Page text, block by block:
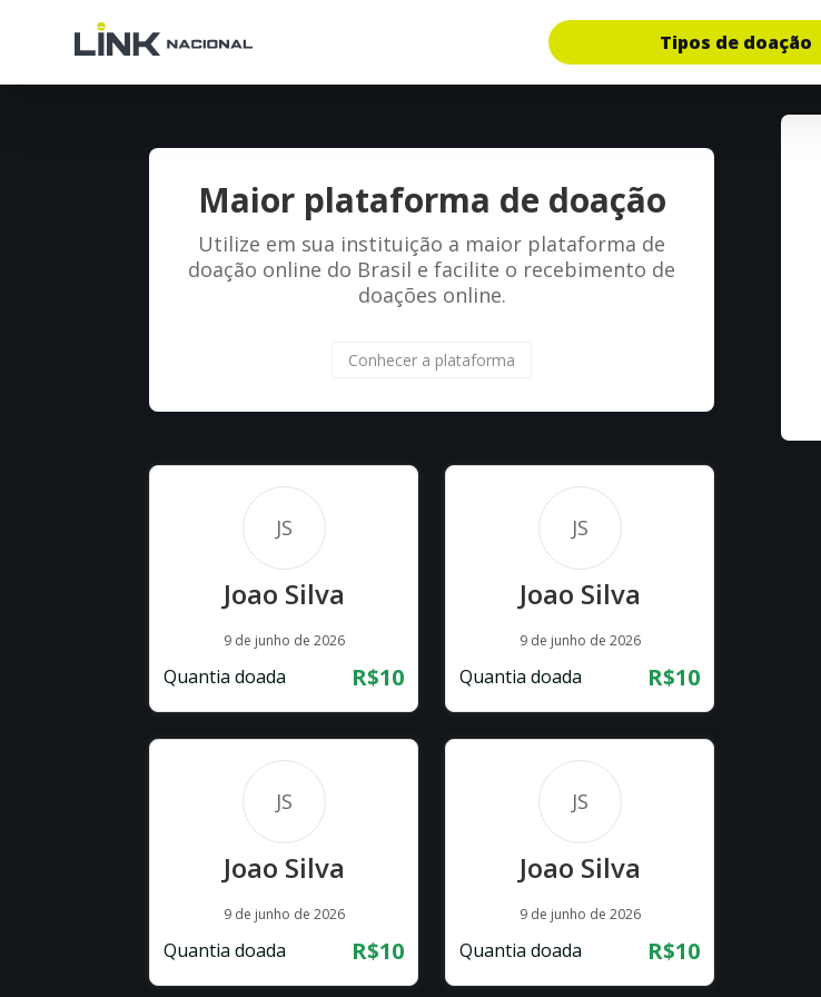
Tipos de doação
Maior plataforma de doação
Utilize em sua instituição a maior plataforma de
doação online do Brasil e facilite o recebimento de
doações online.
Conhecer a plataforma
JS
Joao Silva
9 de junho de 2026
Quantia doada R$10
JS
Joao Silva
9 de junho de 2026
Quantia doada R$10
JS
Joao Silva
9 de junho de 2026
Quantia doada R$10
JS
Joao Silva
9 de junho de 2026
Quantia doada R$10